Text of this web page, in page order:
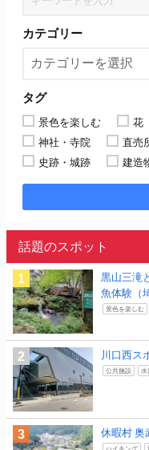
カテゴリー
タグ
景色を楽しむ 花
神社・寺院
直売
史跡・城跡
建造
話題のスポット
黒山三滝
魚体験（
景色を楽しむ
川口西ス
公共施設 水
休暇村 奥
ハイキング